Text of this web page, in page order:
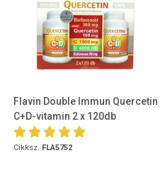
Flavin Double Immun Quercetin
C+D-vitamin 2 x 120db
Cikksz. FLA5752